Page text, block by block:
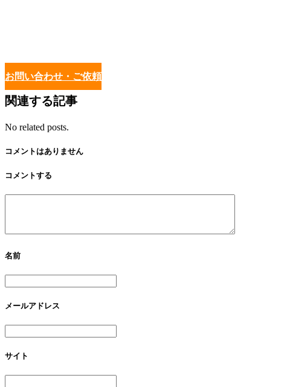
お問い合わせ・ご依頼
関連する記事
No related posts.
コメントはありません
コメントする
名前
メールアドレス
サイト